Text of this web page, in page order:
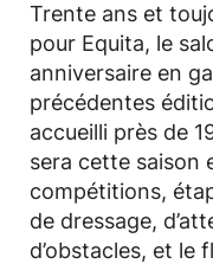
Trente ans et
pour Equita, le
anniversaire en
précédentes
accueilli près de
sera cette saison
compétitions,
de dressage,
d’obstacles, et le